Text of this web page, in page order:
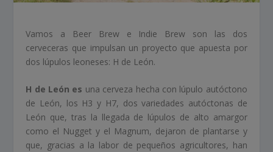
Vamos a Beer Brew e Indie Brew son las dos
cerveceras que impulsan un proyecto que apuesta por
dos lúpulos leoneses: H de León.
H de León es una cerveza hecha con lúpulo autóctono
de León, los H3 y H7, dos variedades autóctonas de
León que, tras la llegada de lúpulos de alto amargor
como el Nugget y el Magnum, dejaron de plantarse y
que, gracias a la labor de pequeños agricultores, han